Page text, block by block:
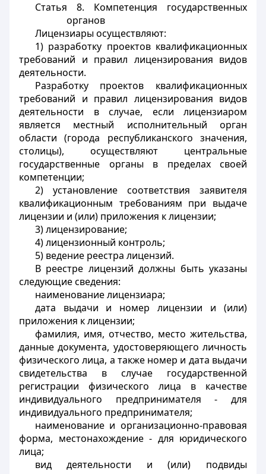
Статья 8. Компетенция государственных
органов
Лицензиары осуществляют:
1) разработку проектов квалификационных
требований и правил лицензирования видов
деятельности.
Разработку проектов квалификационных
требований и правил лицензирования видов
деятельности в случае, если лицензиаром
является местный исполнительный орган
области (города республиканского значения,
столицы), осуществляют центральные
государственные органы в пределах своей
компетенции;
2) установление соответствия заявителя
квалификационным требованиям при выдаче
лицензии и (или) приложения к лицензии;
3) лицензирование;
4) лицензионный контроль;
5) ведение реестра лицензий.
В реестре лицензий должны быть указаны
следующие сведения:
наименование лицензиара;
дата выдачи и номер лицензии и (или)
приложения к лицензии;
фамилия, имя, отчество, место жительства,
данные документа, удостоверяющего личность
физического лица, а также номер и дата выдачи
свидетельства в случае государственной
регистрации физического лица в качестве
индивидуального предпринимателя - для
индивидуального предпринимателя;
наименование и организационно-правовая
форма, местонахождение - для юридического
лица;
вид деятельности и (или) подвиды